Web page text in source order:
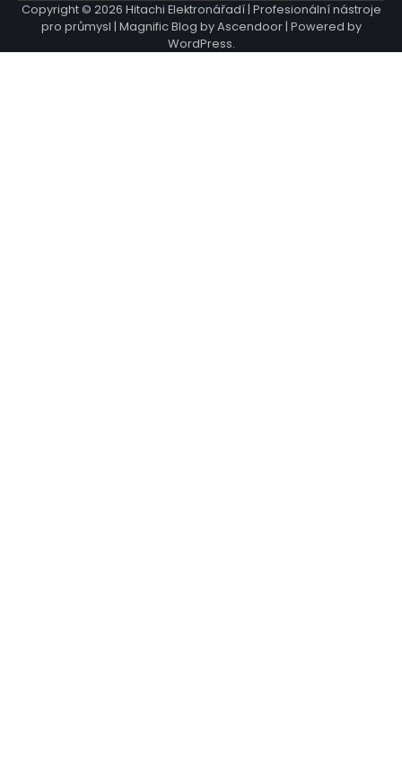
Copyright © 2026 Hitachi Elektronářadí | Profesionální nástroje
pro průmysl | Magnific Blog byAscendoor| Powered by
WordPress.